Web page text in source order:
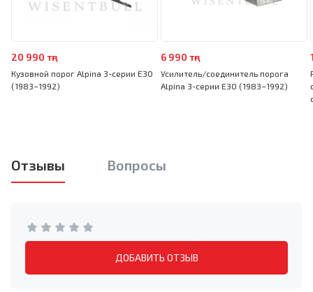
20 990 тңг
Кузовной порог Alpina 3-серии E30
(1983–1992)
6 990 тңг
Усилитель/соединитель порога
Alpina 3-серии E30 (1983–1992)
Отзывы Вопросы
ДОБАВИТЬ ОТЗЫВ